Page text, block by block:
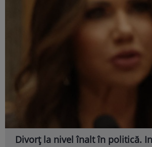
Divorț la nivel înalt în politică.